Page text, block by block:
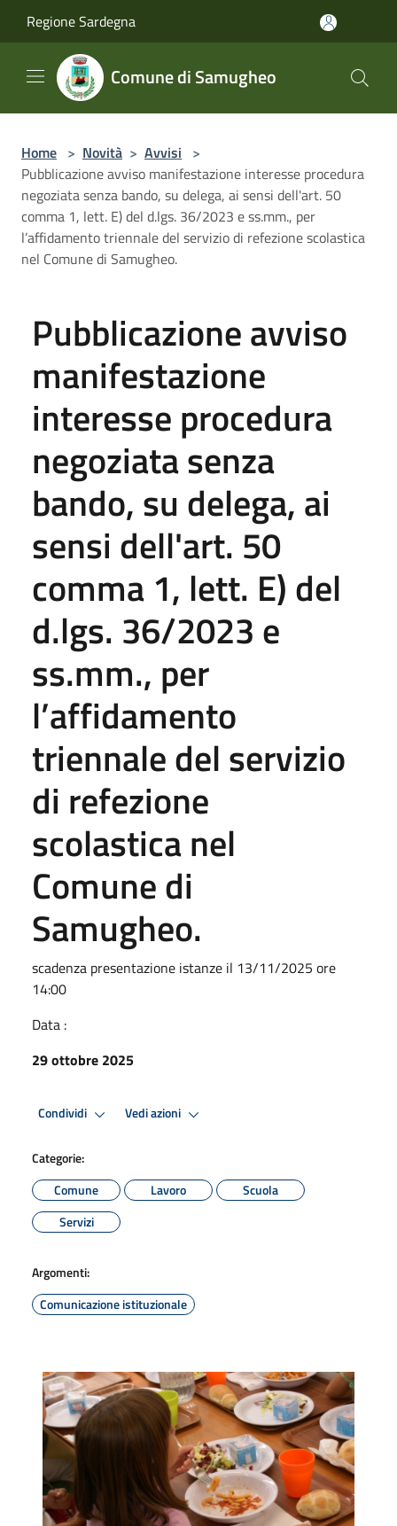
Regione Sardegna
Comune di Samugheo
Home > Novità > Avvisi >
Pubblicazione avviso manifestazione interesse procedura
negoziata senza bando, su delega, ai sensi dell'art. 50
comma 1, lett. E) del d.lgs. 36/2023 e ss.mm., per
l’affidamento triennale del servizio di refezione scolastica
nel Comune di Samugheo.
Pubblicazione avviso
manifestazione
interesse procedura
negoziata senza
bando, su delega, ai
sensi dell'art. 50
comma 1, lett. E) del
d.lgs. 36/2023 e
ss.mm., per
l’affidamento
triennale del servizio
di refezione
scolastica nel
Comune di
Samugheo.
scadenza presentazione istanze il 13/11/2025 ore
14:00
Data :
29 ottobre 2025
Condividi Vedi azioni
Categorie:
Comune
Lavoro
Scuola
Servizi
Argomenti:
Comunicazione istituzionale